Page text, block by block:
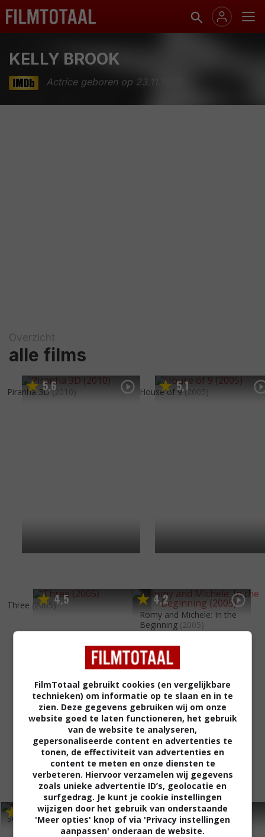
KELLY BROOK
Actrice geboren op 23.11.1979
Overzicht
alle films
5,6
Piranha 3D (2010) 5,1
House of 9 (2005)
4,5
Three (2005) 4,2
Romy and Michele: In the
Beginning (2005)
School for Seduction (2004) 4,3
Absolon (2003)
FilmTotaal gebruikt cookies (en vergelijkbare
technieken) om informatie op te slaan en in te
zien. Deze gegevens gebruiken wij om onze
website goed te laten functioneren, het gebruik
van de website te analyseren,
gepersonaliseerde content en advertenties te
tonen, de effectiviteit van advertenties en
content te meten en onze diensten te
verbeteren. Hiervoor verzamelen wij gegevens
zoals unieke advertentie ID’s, geolocatie en
surfgedrag. Je kunt je cookie instellingen
wijzigen door het gebruik van onderstaande
'Meer opties' knop of via 'Privacy instellingen
aanpassen' onderaan de website.